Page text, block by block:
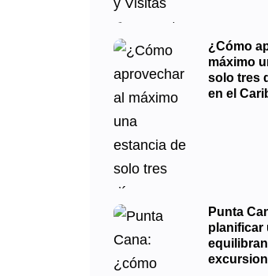
¿Cómo
máximo
solo tres
en el
Punta
planificar